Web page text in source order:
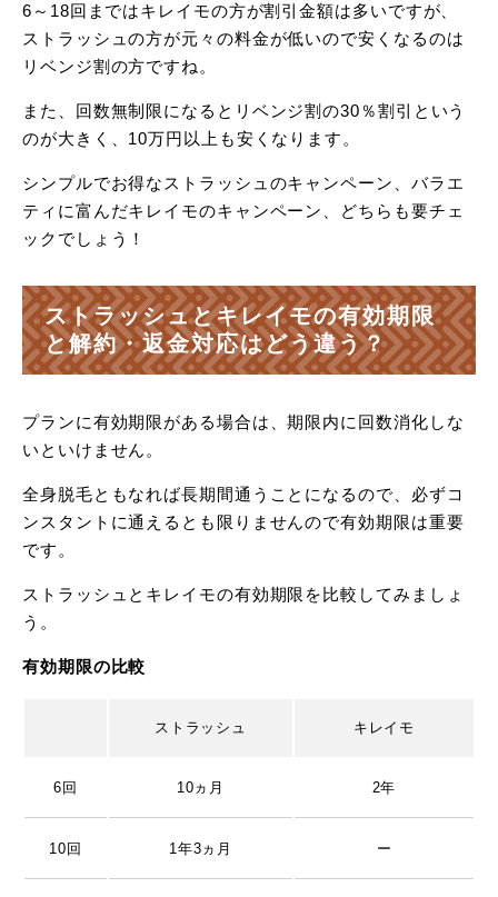
6～18回まではキレイモの方が割引金額は多いですが、
ストラッシュの方が元々の料金が低いので安くなるのは
リベンジ割の方ですね。
また、回数無制限になるとリベンジ割の30％割引という
のが大きく、10万円以上も安くなります。
シンプルでお得なストラッシュのキャンペーン、バラエ
ティに富んだキレイモのキャンペーン、どちらも要チェ
ックでしょう！
ストラッシュとキレイモの有効期限
と解約・返金対応はどう違う？
プランに有効期限がある場合は、期限内に回数消化しな
いといけません。
全身脱毛ともなれば長期間通うことになるので、必ずコ
ンスタントに通えるとも限りませんので有効期限は重要
です。
ストラッシュとキレイモの有効期限を比較してみましょ
う。
有効期限の比較
ストラッシュ キレイモ
6回 10ヵ月 2年
10回 1年3ヵ月 ー